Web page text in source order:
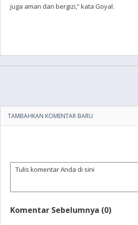
juga aman dan bergizi,” kata Goyal.
TAMBAHKAN KOMENTAR BARU
Komentar Sebelumnya (0)